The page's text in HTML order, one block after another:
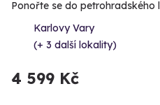
Ponořte se do petrohradského
Karlovy Vary
(+ 3 další lokality)
4 599 Kč